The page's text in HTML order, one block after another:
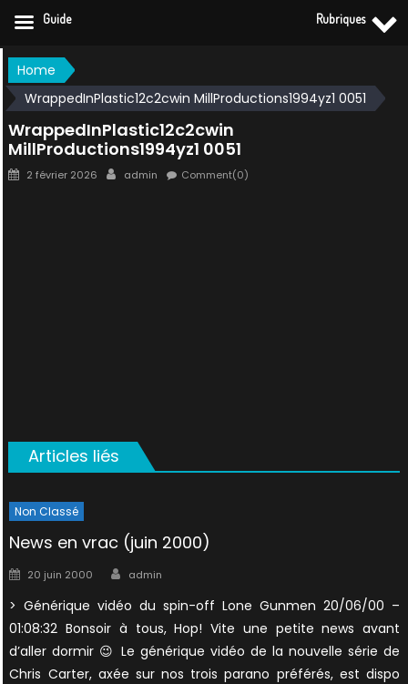
Skip
to
content
Home
WrappedInPlastic12c2cwin MillProductions1994yz1 0051
WrappedInPlastic12c2cwin
MillProductions1994yz1 0051
Posted
2 février 2026 Author
admin Comment(0)
Articles liés
Non Classé
News en vrac (juin 2000)
Posted
20 juin 2000 Author
admin
> Générique vidéo du spin-off Lone Gunmen 20/06/00 –
01:08:32 Bonsoir à tous, Hop! Vite une petite news avant
d’aller dormir 😉 Le générique vidéo de la nouvelle série de
Chris Carter, axée sur nos trois parano préférés, est dispo
Guide Rubriques